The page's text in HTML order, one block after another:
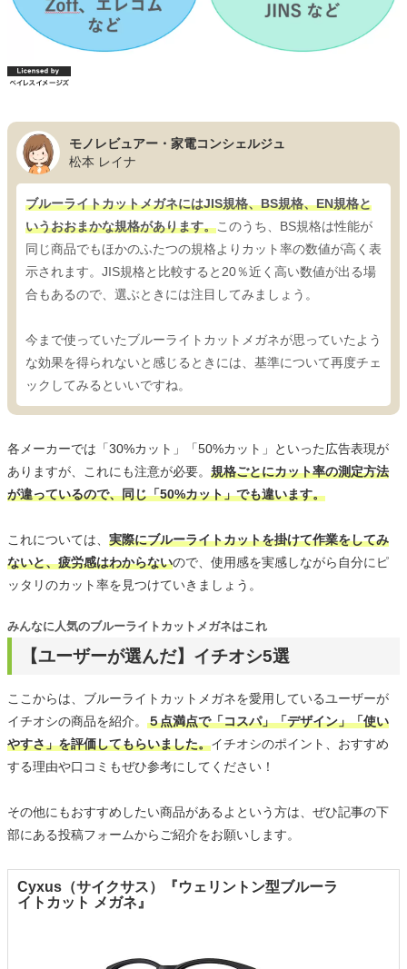
モノレビュアー・家電コンシェルジュ
松本 レイナ
ブルーライトカットメガネにはJIS規格、BS規格、EN規格と
いうおおまかな規格があります。このうち、BS規格は性能が
同じ商品でもほかのふたつの規格よりカット率の数値が高く表
示されます。JIS規格と比較すると20％近く高い数値が出る場
合もあるので、選ぶときには注目してみましょう。
今まで使っていたブルーライトカットメガネが思っていたよう
な効果を得られないと感じるときには、基準について再度チェ
ックしてみるといいですね。
各メーカーでは「30%カット」「50%カット」といった広告表現が
ありますが、これにも注意が必要。 規格ごとにカット率の測定方法
が違っているので、同じ「50%カット」でも違います。
これについては、 実際にブルーライトカットを掛けて作業をしてみ
ないと、疲労感はわからないので、使用感を実感しながら自分にピ
ッタリのカット率を見つけていきましょう。
【ユーザーが選んだ】イチオシ5選
みんなに人気のブルーライトカットメガネはこれ
ここからは、ブルーライトカットメガネを愛用しているユーザーが
イチオシの商品を紹介。 ５点満点で「コスパ」「デザイン」「使い
やすさ」を評価してもらいました。イチオシのポイント、おすすめ
する理由や口コミもぜひ参考にしてください！
その他にもおすすめしたい商品があるよという方は、ぜひ記事の下
部にある投稿フォームからご紹介をお願いします。
Cyxus（サイクサス）『ウェリントン型ブルーラ
イトカット メガネ』